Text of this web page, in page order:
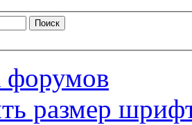
форумов
размер